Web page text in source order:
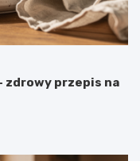
zdrowy przepis na